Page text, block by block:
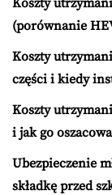
Koszty
(porównanie
Koszty
części i kiedy
Koszty
i jak go
Ubezpieczenie
składkę przed